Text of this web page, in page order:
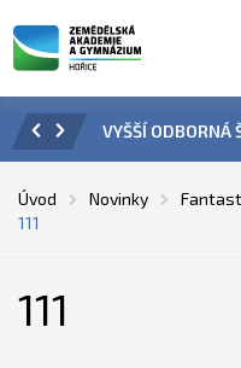
VYŠŠÍ ODBORNÁ
Úvod Novinky
111
111